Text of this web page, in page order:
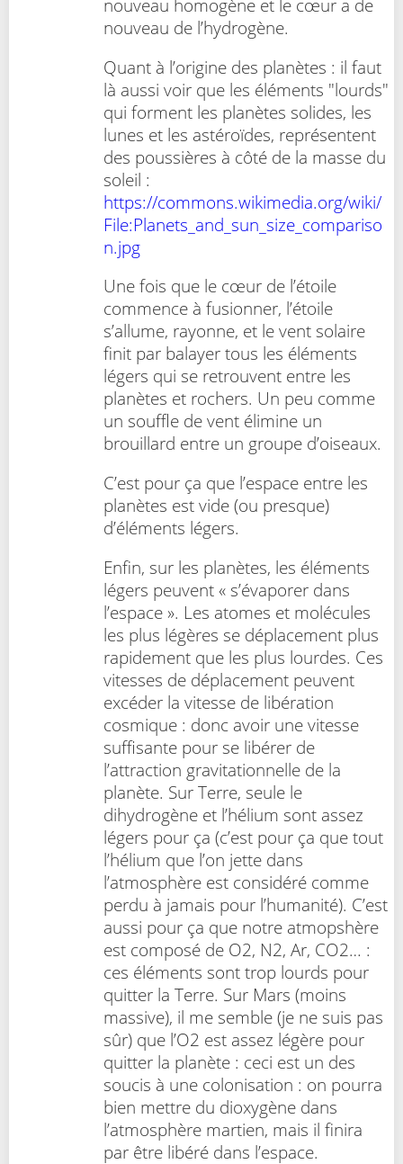
nouveau homogène et le cœur a de
nouveau de l’hydrogène.
Quant à l’origine des planètes : il faut
là aussi voir que les éléments "lourds"
qui forment les planètes solides, les
lunes et les astéroïdes, représentent
des poussières à côté de la masse du
soleil :
https://commons.wikimedia.org/wiki/
File:Planets_and_sun_size_compariso
n.jpg
Une fois que le cœur de l’étoile
commence à fusionner, l’étoile
s’allume, rayonne, et le vent solaire
finit par balayer tous les éléments
légers qui se retrouvent entre les
planètes et rochers. Un peu comme
un souffle de vent élimine un
brouillard entre un groupe d’oiseaux.
C’est pour ça que l’espace entre les
planètes est vide (ou presque)
d’éléments légers.
Enfin, sur les planètes, les éléments
légers peuvent « s’évaporer dans
l’espace ». Les atomes et molécules
les plus légères se déplacement plus
rapidement que les plus lourdes. Ces
vitesses de déplacement peuvent
excéder la vitesse de libération
cosmique : donc avoir une vitesse
suffisante pour se libérer de
l’attraction gravitationnelle de la
planète. Sur Terre, seule le
dihydrogène et l’hélium sont assez
légers pour ça (c’est pour ça que tout
l’hélium que l’on jette dans
l’atmosphère est considéré comme
perdu à jamais pour l’humanité). C’est
aussi pour ça que notre atmopshère
est composé de O2, N2, Ar, CO2… :
ces éléments sont trop lourds pour
quitter la Terre. Sur Mars (moins
massive), il me semble (je ne suis pas
sûr) que l’O2 est assez légère pour
quitter la planète : ceci est un des
soucis à une colonisation : on pourra
bien mettre du dioxygène dans
l’atmosphère martien, mais il finira
par être libéré dans l’espace.